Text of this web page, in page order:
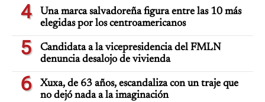
4
Una marca salvadoreña figura entre las 10 más
elegidas por los centroamericanos
5
Candidata a la vicepresidencia del FMLN
denuncia desalojo de vivienda
6
Xuxa, de 63 años, escandaliza con un traje que
no dejó nada a la imaginación